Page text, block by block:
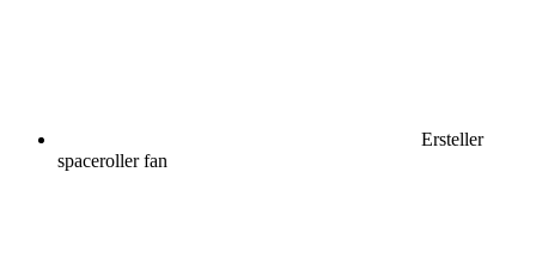
Ersteller
spaceroller fan